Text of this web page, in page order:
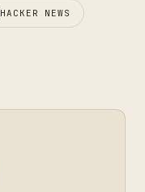
HACKER NEWS